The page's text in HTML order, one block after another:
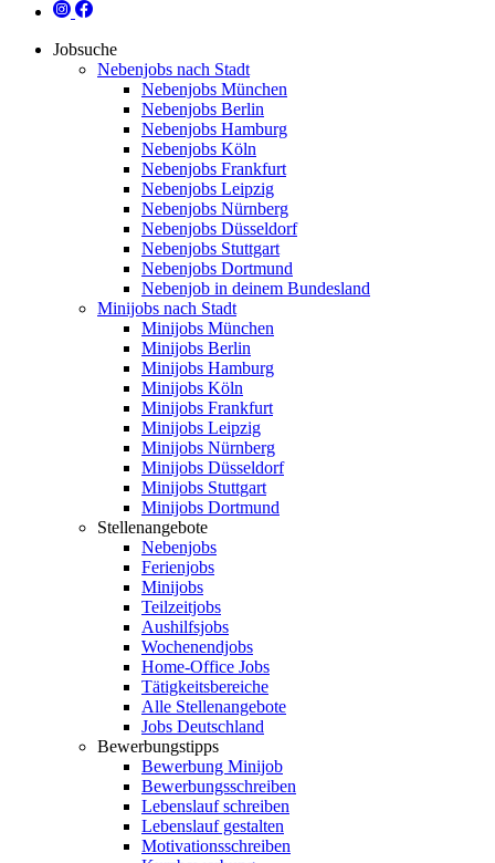
Jobsuche
Nebenjobs nach Stadt
Nebenjobs München
Nebenjobs Berlin
Nebenjobs Hamburg
Nebenjobs Köln
Nebenjobs Frankfurt
Nebenjobs Leipzig
Nebenjobs Nürnberg
Nebenjobs Düsseldorf
Nebenjobs Stuttgart
Nebenjobs Dortmund
Nebenjob in deinem Bundesland
Minijobs nach Stadt
Minijobs München
Minijobs Berlin
Minijobs Hamburg
Minijobs Köln
Minijobs Frankfurt
Minijobs Leipzig
Minijobs Nürnberg
Minijobs Düsseldorf
Minijobs Stuttgart
Minijobs Dortmund
Stellenangebote
Nebenjobs
Ferienjobs
Minijobs
Teilzeitjobs
Aushilfsjobs
Wochenendjobs
Home-Office Jobs
Tätigkeitsbereiche
Alle Stellenangebote
Jobs Deutschland
Bewerbungstipps
Bewerbung Minijob
Bewerbungsschreiben
Lebenslauf schreiben
Lebenslauf gestalten
Motivationsschreiben